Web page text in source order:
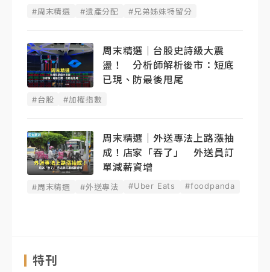
#周末精選 #遺產分配 #兄弟姊妹特留分
周末精選｜台股史詩級大震
盪！ 分析師解析後市：短底
已現、防最後甩尾
#台股 #加權指數
周末精選｜外送專法上路漲抽
成！店家「吞了」 外送員訂
單減薪資增
#周末精選 #外送專法 #Uber Eats #foodpanda
特刊